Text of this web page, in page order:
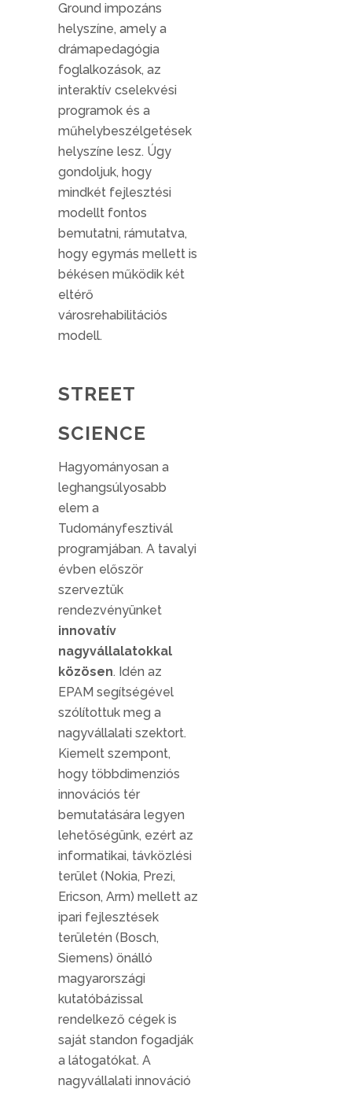
Ground impozáns
helyszíne, amely a
drámapedagógia
foglalkozások, az
interaktív cselekvési
programok és a
műhelybeszélgetések
helyszíne lesz. Úgy
gondoljuk, hogy
mindkét fejlesztési
modellt fontos
bemutatni, rámutatva,
hogy egymás mellett is
békésen működik két
eltérő
városrehabilitációs
modell.
STREET
SCIENCE
Hagyományosan a
leghangsúlyosabb
elem a
Tudományfesztivál
programjában. A tavalyi
évben először
szerveztük
rendezvényünket
innovatív
nagyvállalatokkal
közösen. Idén az
EPAM segítségével
szólítottuk meg a
nagyvállalati szektort.
Kiemelt szempont,
hogy többdimenziós
innovációs tér
bemutatására legyen
lehetőségünk, ezért az
informatikai, távközlési
terület (Nokia, Prezi,
Ericson, Arm) mellett az
ipari fejlesztések
területén (Bosch,
Siemens) önálló
magyarországi
kutatóbázissal
rendelkező cégek is
saját standon fogadják
a látogatókat. A
nagyvállalati innováció